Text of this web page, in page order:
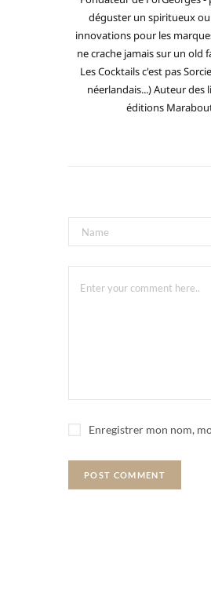
déguster un spiritueux
innovations pour les
ne crache jamais sur un old
Les Cocktails c'est pas
néerlandais...) Auteur des
éditions
Enregistrer mon nom,